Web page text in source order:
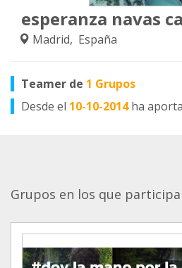
esperanza navas
Madrid, España
Teamer de 1 Grupos
Desde el 10-10-2014 ha
Grupos en los que participa